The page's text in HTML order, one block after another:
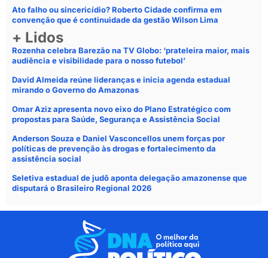
Ato falho ou sincericídio? Roberto Cidade confirma em
convenção que é continuidade da gestão Wilson Lima
+ Lidos
Rozenha celebra Barezão na TV Globo: ‘prateleira maior, mais
audiência e visibilidade para o nosso futebol’
David Almeida reúne lideranças e inicia agenda estadual
mirando o Governo do Amazonas
Omar Aziz apresenta novo eixo do Plano Estratégico com
propostas para Saúde, Segurança e Assistência Social
Anderson Souza e Daniel Vasconcellos unem forças por
políticas de prevenção às drogas e fortalecimento da
assistência social
Seletiva estadual de judô aponta delegação amazonense que
disputará o Brasileiro Regional 2026